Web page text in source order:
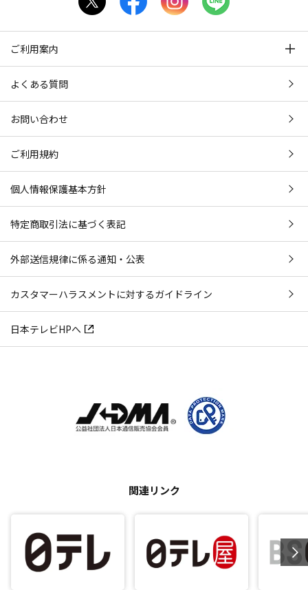
ご利用案内
よくある質問
お問い合わせ
ご利用規約
個人情報保護基本方針
特定商取引法に基づく表記
外部送信規律に係る通知・公表
カスタマーハラスメントに対するガイドライン
日本テレビHPへ
関連リンク